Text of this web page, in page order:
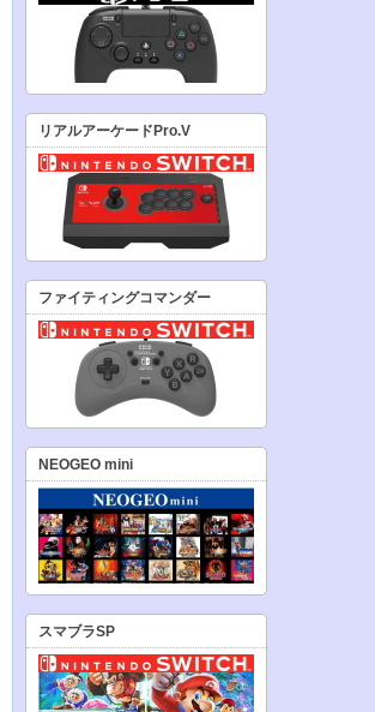
リアルアーケードPro.V
ファイティングコマンダー
NEOGEO mini
スマブラSP